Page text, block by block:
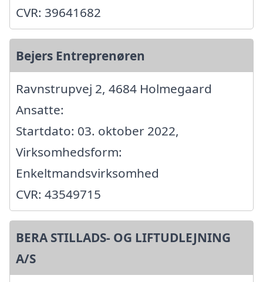
CVR: 39641682
Bejers Entreprenøren
Ravnstrupvej 2, 4684 Holmegaard
Ansatte:
Startdato: 03. oktober 2022,
Virksomhedsform:
Enkeltmandsvirksomhed
CVR: 43549715
BERA STILLADS- OG LIFTUDLEJNING
A/S